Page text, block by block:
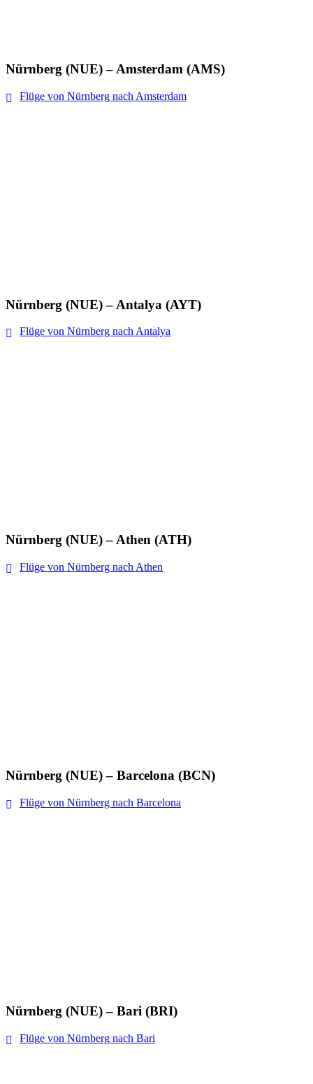
Nürnberg (NUE) – Amsterdam (AMS)
Flüge von Nürnberg nach Amsterdam
Nürnberg (NUE) – Antalya (AYT)
Flüge von Nürnberg nach Antalya
Nürnberg (NUE) – Athen (ATH)
Flüge von Nürnberg nach Athen
Nürnberg (NUE) – Barcelona (BCN)
Flüge von Nürnberg nach Barcelona
Nürnberg (NUE) – Bari (BRI)
Flüge von Nürnberg nach Bari